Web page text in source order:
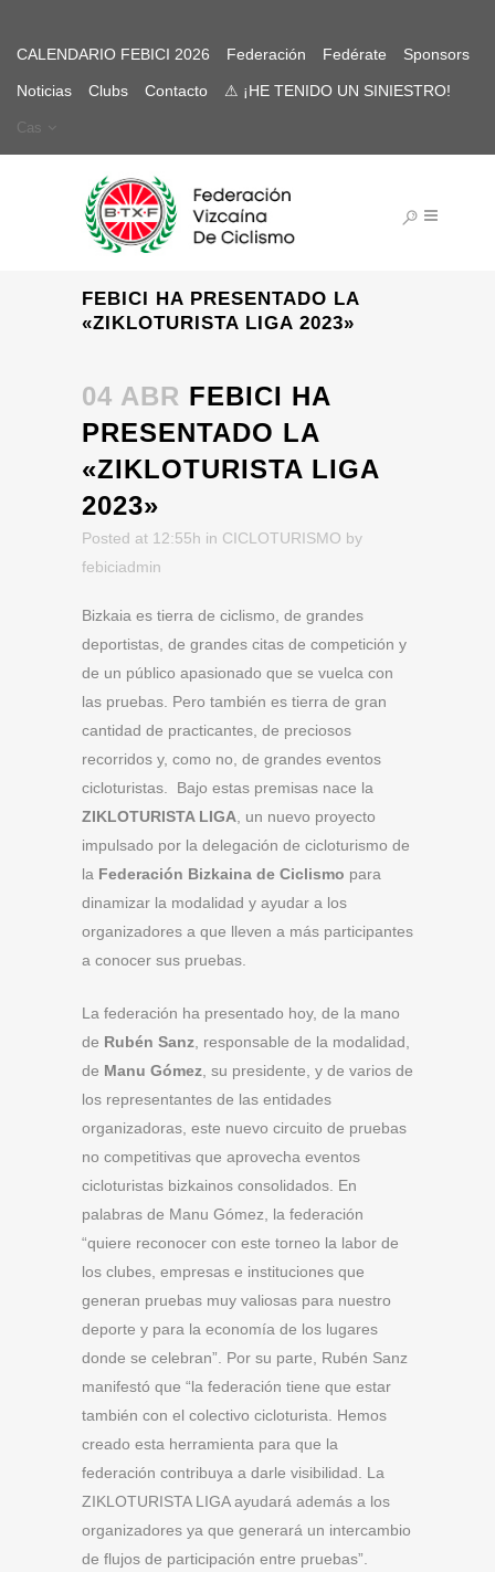
CALENDARIO FEBICI 2026 Federación Fedérate Sponsors
Noticias Clubs Contacto ⚠ ¡HE TENIDO UN SINIESTRO!
Cas
FEBICI HA PRESENTADO LA
«ZIKLOTURISTA LIGA 2023»
04 ABR FEBICI HA
PRESENTADO LA
«ZIKLOTURISTA LIGA
2023»
Posted at 12:55h in CICLOTURISMO by
febiciadmin
Bizkaia es tierra de ciclismo, de grandes
deportistas, de grandes citas de competición y
de un público apasionado que se vuelca con
las pruebas. Pero también es tierra de gran
cantidad de practicantes, de preciosos
recorridos y, como no, de grandes eventos
cicloturistas. Bajo estas premisas nace la
ZIKLOTURISTA LIGA , un nuevo proyecto
impulsado por la delegación de cicloturismo de
la Federación Bizkaina de Ciclismo para
dinamizar la modalidad y ayudar a los
organizadores a que lleven a más participantes
a conocer sus pruebas.
La federación ha presentado hoy, de la mano
de Rubén Sanz , responsable de la modalidad,
de Manu Gómez , su presidente, y de varios de
los representantes de las entidades
organizadoras, este nuevo circuito de pruebas
no competitivas que aprovecha eventos
cicloturistas bizkainos consolidados. En
palabras de Manu Gómez, la federación
“quiere reconocer con este torneo la labor de
los clubes, empresas e instituciones que
generan pruebas muy valiosas para nuestro
deporte y para la economía de los lugares
donde se celebran”. Por su parte, Rubén Sanz
manifestó que “la federación tiene que estar
también con el colectivo cicloturista. Hemos
creado esta herramienta para que la
federación contribuya a darle visibilidad. La
ZIKLOTURISTA LIGA ayudará además a los
organizadores ya que generará un intercambio
de flujos de participación entre pruebas”.